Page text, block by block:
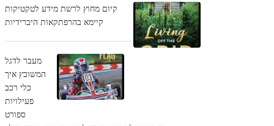
קיום מחוץ לרשת מידע לטקטיקות
קיימא בהרפתקאות היברידיות
מעבר לדגל
המשובץ איך
כלי רכב
פעילויות
ספורט